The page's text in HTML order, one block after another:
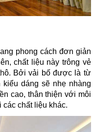
phong cách đơn giản
chất liệu này trông vẻ
Bởi vải bố được là từ
dáng sẽ nhẹ nhàng
cao, thân thiện với môi
chất liệu khác.